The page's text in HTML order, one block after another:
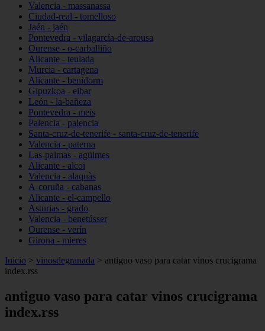
Valencia - massanassa
Ciudad-real - tomelloso
Jaén - jaén
Pontevedra - vilagarcía-de-arousa
Ourense - o-carballiño
Alicante - teulada
Murcia - cartagena
Alicante - benidorm
Gipuzkoa - eibar
León - la-bañeza
Pontevedra - meis
Palencia - palencia
Santa-cruz-de-tenerife - santa-cruz-de-tenerife
Valencia - paterna
Las-palmas - agüimes
Alicante - alcoi
Valencia - alaquàs
A-coruña - cabanas
Alicante - el-campello
Asturias - grado
Valencia - benetússer
Ourense - verín
Girona - mieres
Inicio > vinosdegranada > antiguo vaso para catar vinos crucigrama
index.rss
antiguo vaso para catar vinos crucigrama
index.rss